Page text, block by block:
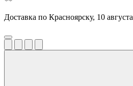
Доставка по Красноярску, 10 августа